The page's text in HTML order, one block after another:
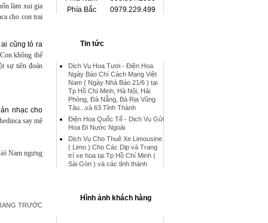
làm xui gia
cho con trai
cũng tỏ ra
không thể
sự tiên đoán
nhạc cho
say mê
Nam ngưng
TRƯỚC
Phía Bắc
0979.229.499
Tin tức
Dịch Vụ Hoa Tươi - Điện Hoa
Ngày Báo Chí Cách Mạng Việt
Nam ( Ngày Nhà Báo 21/6 ) tại
Tp Hồ Chí Minh, Hà Nội, Hải
Phòng, Đà Nẵng, Bà Rịa Vũng
Tàu...và 63 Tỉnh Thành
Điện Hoa Quốc Tế - Dịch Vụ Gửi
Hoa Đi Nước Ngoài
Dịch Vụ Cho Thuê Xe Limousine
( Limo ) Cho Các Dịp và Trang
trí xe hoa tại Tp Hồ Chí Minh (
Sài Gòn ) và các tỉnh thành
Hình ảnh khách hàng